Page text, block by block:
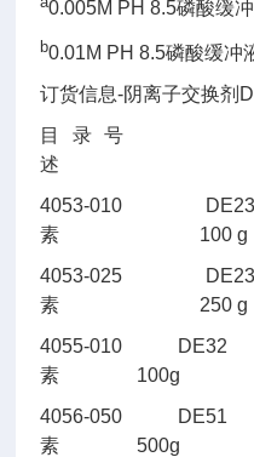
0.005M PH 8.5磷酸缓
b0.01M PH 8.5磷酸缓冲
订货信息-阴离子交换剂
目录号
述
4053-010
素 100 g
4053-025
素 250 g
4055-010
素 100g
4056-050
素 500g